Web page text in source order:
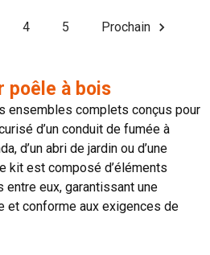
4 5 Prochain
poêle à bois
ensembles complets conçus pour
d’un conduit de fumée à
d’un abri de jardin ou d’une
kit est composé d’éléments
eux, garantissant une
et conforme aux exigences de